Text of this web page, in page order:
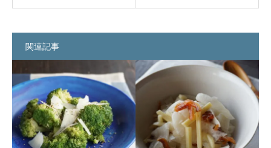
関連記事